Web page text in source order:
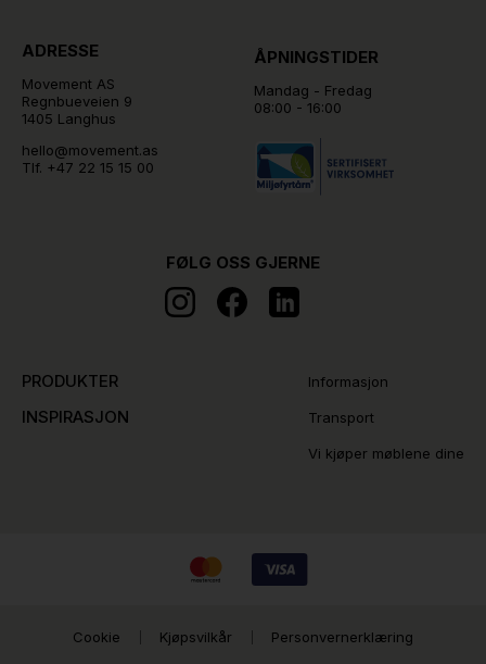
ADRESSE
Movement AS
Regnbueveien 9
1405 Langhus
hello@movement.as
Tlf. +47 22 15 15 00
ÅPNINGSTIDER
Mandag - Fredag
08:00 - 16:00
PRODUKTER
INSPIRASJON
Informasjon
Transport
Vi kjøper møblene dine
FØLG OSS GJERNE
Cookie Kjøpsvilkår Personvernerklæring